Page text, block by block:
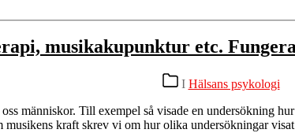
musikakupunktur etc.
Kategorier
I Hälsans psykologi
människor. Till exempel så visade en undersökning
kraft skrev vi om hur olika undersökningar